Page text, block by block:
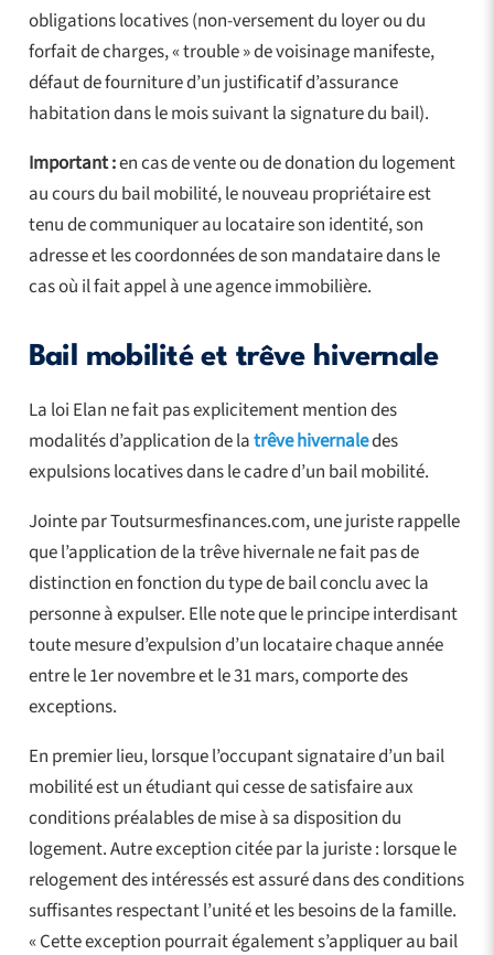
obligations locatives (non-versement du loyer ou du
forfait de charges, « trouble » de voisinage manifeste,
défaut de fourniture d’un justificatif d’assurance
habitation dans le mois suivant la signature du bail).
Important :en cas de vente ou de donation du logement
au cours du bail mobilité, le nouveau propriétaire est
tenu de communiquer au locataire son identité, son
adresse et les coordonnées de son mandataire dans le
cas où il fait appel à une agence immobilière.
Bail mobilité et trêve hivernale
La loi Elan ne fait pas explicitement mention des
modalités d’application de latrêve hivernaledes
expulsions locatives dans le cadre d’un bail mobilité.
Jointe par Toutsurmesfinances.com, une juriste rappelle
que l’application de la trêve hivernale ne fait pas de
distinction en fonction du type de bail conclu avec la
personne à expulser. Elle note que le principe interdisant
toute mesure d’expulsion d’un locataire chaque année
entre le 1er novembre et le 31 mars, comporte des
exceptions.
En premier lieu, lorsque l’occupant signataire d’un bail
mobilité est un étudiant qui cesse de satisfaire aux
conditions préalables de mise à sa disposition du
logement. Autre exception citée par la juriste : lorsque le
relogement des intéressés est assuré dans des conditions
suffisantes respectant l’unité et les besoins de la famille.
« Cette exception pourrait également s’appliquer au bail